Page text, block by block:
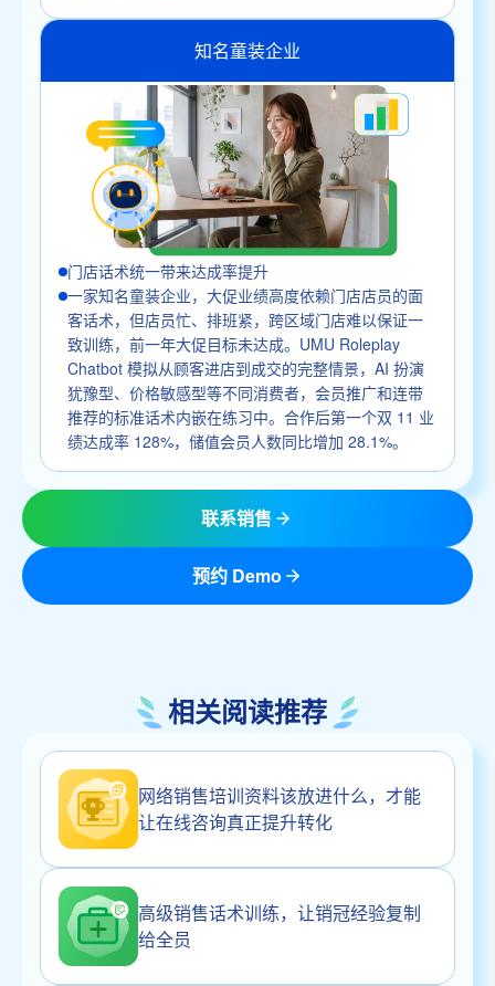
知名童装企业
门店话术统一带来达成率提升
一家知名童装企业，大促业绩高度依赖门店店员的面
客话术，但店员忙、排班紧，跨区域门店难以保证一
致训练，前一年大促目标未达成。UMU Roleplay
Chatbot 模拟从顾客进店到成交的完整情景，AI 扮演
犹豫型、价格敏感型等不同消费者，会员推广和连带
推荐的标准话术内嵌在练习中。合作后第一个双 11 业
绩达成率 128%，储值会员人数同比增加 28.1%。
联系销售
预约 Demo
相关阅读推荐
网络销售培训资料该放进什么，才能
让在线咨询真正提升转化
高级销售话术训练，让销冠经验复制
给全员